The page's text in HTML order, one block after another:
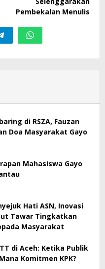
Pembekalan Menulis
di RSZA, Fauzan
Doa Masyarakat Gayo
Mahasiswa Gayo
Hati ASN, Inovasi
Tawar Tingkatkan
Masyarakat
di Aceh: Ketika Publik
Komitmen KPK?